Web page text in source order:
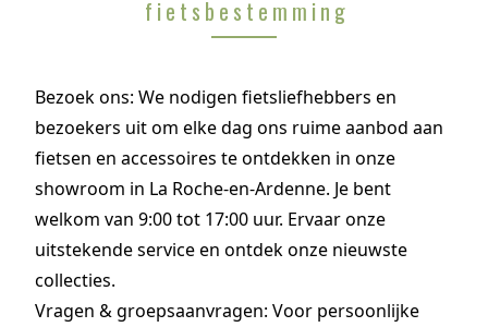
fietsbestemming
Bezoek ons: We nodigen fietsliefhebbers en
bezoekers uit om elke dag ons ruime aanbod aan
fietsen en accessoires te ontdekken in onze
showroom in La Roche-en-Ardenne. Je bent
welkom van 9:00 tot 17:00 uur. Ervaar onze
uitstekende service en ontdek onze nieuwste
collecties.
Vragen & groepsaanvragen: Voor persoonlijke